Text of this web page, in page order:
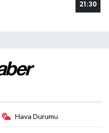
21:30
Hava Durumu